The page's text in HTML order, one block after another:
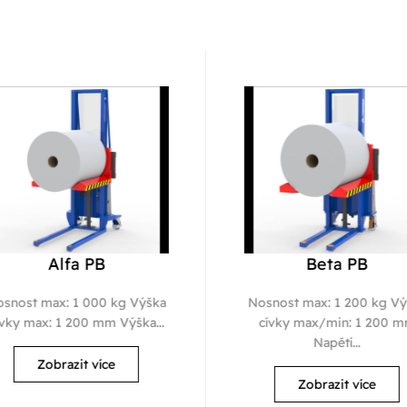
Alfa PB
max: 1 000 kg Výška
max: 1 200 mm Výška...
Zobrazit více
Beta PB
Nosnost max: 1 200 kg
cívky max/min: 1 200
Napětí...
Zobrazit více